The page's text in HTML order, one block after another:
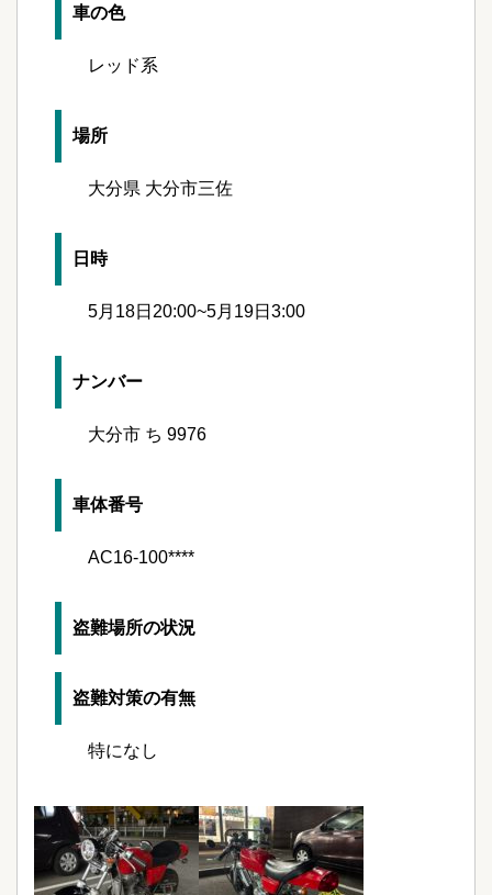
車の色
レッド系
場所
大分県 大分市三佐
日時
5月18日20:00~5月19日3:00
ナンバー
大分市 ち 9976
車体番号
AC16-100****
盗難場所の状況
盗難対策の有無
特になし